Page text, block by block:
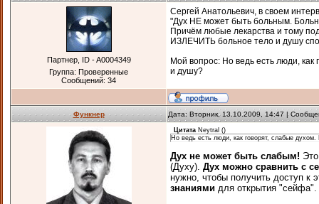
Партнер, ID - A0004349
Группа: Проверенные
Сообщений: 34
Сергей Анатольевич, в своем
"Дух НЕ может быть больным.
Причём любые лекарства и тому
ИЗЛЕЧИТЬ больное тело и душу
Мой вопрос: Но ведь есть люди, как
и душу?
Функнер Дата: Вторник, 13.10.2009, 14:47 |
Цитата Neytral ()
Но ведь есть люди, как говорят, слабые
Дух не может быть слабым!
(Духу). Дух можно сравнить с
нужно, чтобы получить доступ
знаниями для открытия